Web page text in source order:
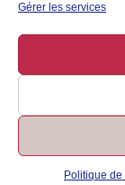
Gérer les services
Politique